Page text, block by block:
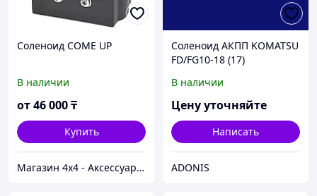
Соленоид COME UP
В наличии
от46 000₸
Купить
Магазин 4x4 - Аксессуары и запчасти для внедорожников
Соленоид АКПП KOMATSU
FD/FG10-18 (17)
В наличии
Цену уточняйте
Написать
ADONIS